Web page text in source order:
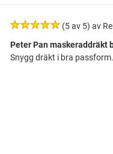
(5 av 5) av
Peter Pan maskeraddräkt
Snygg dräkt i bra passform.